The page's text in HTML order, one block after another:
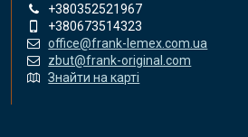
+380352521967
+380673514323
office@frank-lemex.com.ua
zbut@frank-original.com
Знайти на карті